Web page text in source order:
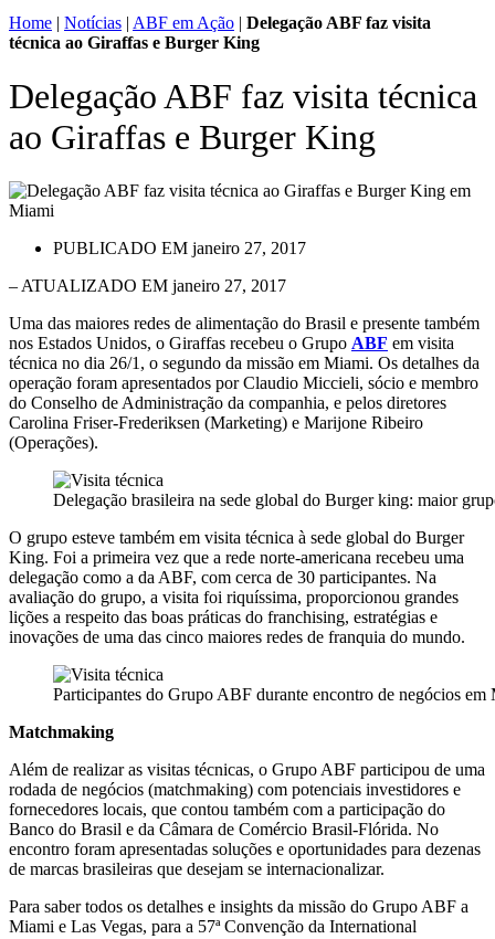
Home | Notícias | ABF em Ação | Delegação ABF faz visita
técnica ao Giraffas e Burger King
Delegação ABF faz visita técnica
ao Giraffas e Burger King
PUBLICADO EM janeiro 27, 2017
– ATUALIZADO EM janeiro 27, 2017
Uma das maiores redes de alimentação do Brasil e presente também
nos Estados Unidos, o Giraffas recebeu o Grupo ABF em visita
técnica no dia 26/1, o segundo da missão em Miami. Os detalhes da
operação foram apresentados por Claudio Miccieli, sócio e membro
do Conselho de Administração da companhia, e pelos diretores
Carolina Friser-Frederiksen (Marketing) e Marijone Ribeiro
(Operações).
Delegação brasileira na sede global do Burger king: maior
O grupo esteve também em visita técnica à sede global do Burger
King. Foi a primeira vez que a rede norte-americana recebeu uma
delegação como a da ABF, com cerca de 30 participantes. Na
avaliação do grupo, a visita foi riquíssima, proporcionou grandes
lições a respeito das boas práticas do franchising, estratégias e
inovações de uma das cinco maiores redes de franquia do mundo.
Participantes do Grupo ABF durante encontro de negócios em
Matchmaking
Além de realizar as visitas técnicas, o Grupo ABF participou de uma
rodada de negócios (matchmaking) com potenciais investidores e
fornecedores locais, que contou também com a participação do
Banco do Brasil e da Câmara de Comércio Brasil-Flórida. No
encontro foram apresentadas soluções e oportunidades para dezenas
de marcas brasileiras que desejam se internacionalizar.
Para saber todos os detalhes e insights da missão do Grupo ABF a
Miami e Las Vegas, para a 57ª Convenção da International